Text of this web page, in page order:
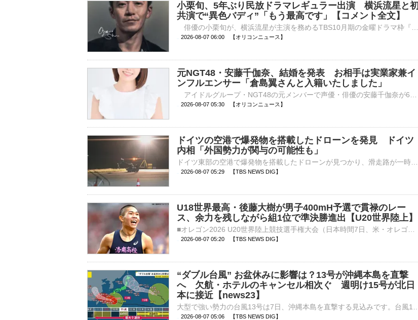
小栗旬、5年ぶり民放ドラマレギュラー出演 横浜流星と初
共演で“異色バディ”「もう最高です」【コメント全文】
2026-08-07 06:00 【オリコンニュース】
元NGT48・安藤千伽奈、結婚を発表 お相手は実業家兼イ
ンフルエンサー「倉島翼さんと入籍いたしました」
2026-08-07 05:30 【オリコンニュース】
ドイツの空港で爆発物を搭載したドローンを発見 ドイツ
内相「外国勢力が関与の可能性も」
2026-08-07 05:29 【TBS NEWS DIG】
U18世界最高・後藤大樹が男子400mH予選で貫禄のレー
ス、余力を残しながら組1位で準決勝進出【U20世界陸上】
2026-08-07 05:20 【TBS NEWS DIG】
“ダブル台風” お盆休みに影響は？13号が沖縄本島を直撃
へ 欠航・ホテルのキャンセル相次ぐ 週明け15号が北日
本に接近【news23】
2026-08-07 05:06 【TBS NEWS DIG】